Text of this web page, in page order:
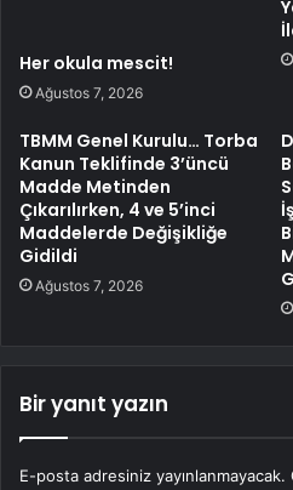
Her okula mescit!
Ağustos 7, 2026
TBMM Genel Kurulu… Torba
Kanun Teklifinde 3’üncü
Madde Metinden
Çıkarılırken, 4 ve 5’inci
Maddelerde Değişikliğe
Gidildi
Ağustos 7, 2026
Bir yanıt yazın
E-posta adresiniz yayınlanmayacak.